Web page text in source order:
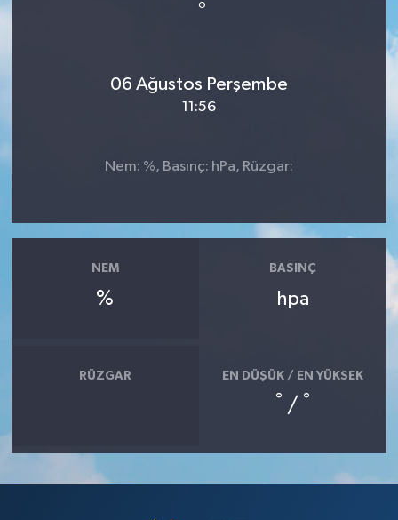
°
06 Ağustos Perşembe
11:56
Nem: %, Basınç: hPa, Rüzgar:
NEM
%
BASINÇ
hpa
RÜZGAR EN DÜŞÜK / EN YÜKSEK
° / °